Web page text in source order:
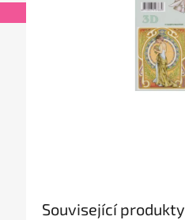
Související produkty